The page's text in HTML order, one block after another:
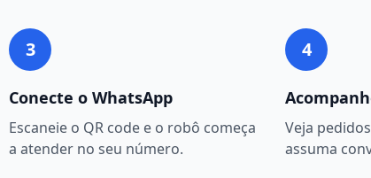
3
Conecte o WhatsApp
Escaneie o QR code e o robô começa
a atender no seu número.
4
Veja
assuma